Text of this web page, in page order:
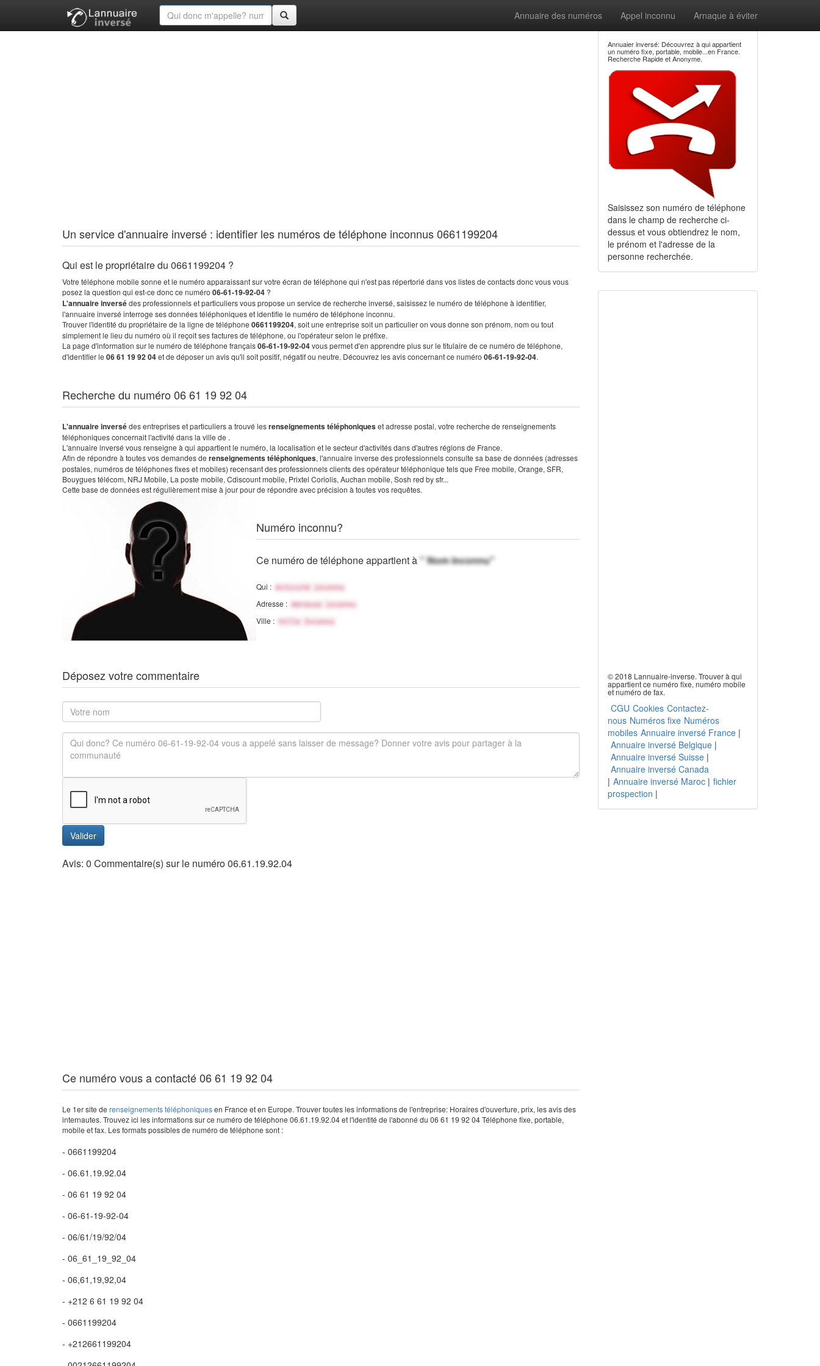
Annuaire des numéros Appel inconnu Arnaque à éviter
Un service d'annuaire inversé : identifier les numéros de téléphone inconnus 0661199204
Qui est le propriétaire du 0661199204 ?
Votre téléphone mobile sonne et le numéro apparaissant sur votre écran de téléphone qui n'est pas répertorié dans vos listes de contacts donc vous vous
posez la question qui est-ce donc ce numéro 06-61-19-92-04 ?
L'annuaire inversédes professionnels et particuliers vous propose un service de recherche inversé, saisissez le numéro de téléphone à identifier,
l'annuaire inversé interroge ses données téléphoniques et identifie le numéro de téléphone inconnu.
Trouver l'identité du propriétaire de la ligne de téléphone 0661199204, soit une entreprise soit un particulier on vous donne son prénom, nom ou tout
simplement le lieu du numéro où il reçoit ses factures de téléphone, ou l'opérateur selon le préfixe.
La page d'information sur le numéro de téléphone français06-61-19-92-04vous permet d'en apprendre plus sur le titulaire de ce numéro de téléphone,
d'identifier le 06 61 19 92 04et de déposer un avis qu'il soit positif, négatif ou neutre. Découvrez les avis concernant ce numéro 06-61-19-92-04.
Recherche du numéro 06 61 19 92 04
L'annuaire inversédes entreprises et particuliers a trouvé lesrenseignements téléphoniqueset adresse postal, votre recherche de renseignements
téléphoniques concernait l'activité dans la ville de .
L'annuaire inversé vous renseigne à qui appartient le numéro, la localisation et le secteur d'activités dans d'autres régions de France.
Afin de répondre à toutes vos demandes de renseignements téléphoniques, l'annuaire inverse des professionnels consulte sa base de données (adresses
postales, numéros de téléphones fixes et mobiles) recensant des professionnels clients des opérateur téléphonique tels que Free mobile, Orange, SFR,
Bouygues télécom, NRJ Mobile, La poste mobile, Cdiscount mobile, Prixtel Coriolis, Auchan mobile, Sosh red by sfr...
Cette base de données est régulièrement mise à jour pour de répondre avec précision à toutes vos requêtes.
Numéro inconnu?
Ce numéro de téléphone appartient à" Nom inconnu"
Qui : Activité inconnu
Adresse : Adresse inconnu
Ville : Ville Inconnu
Déposez votre commentaire
Valider
Avis: 0 Commentaire(s) sur le numéro 06.61.19.92.04
Ce numéro vous a contacté 06 61 19 92 04
Le 1er site de renseignements téléphoniquesen France et en Europe. Trouver toutes les informations de l'entreprise: Horaires d'ouverture, prix, les avis des
internautes. Trouvez ici les informations sur ce numéro de téléphone 06.61.19.92.04 et l'identité de l'abonné du 06 61 19 92 04 Téléphone fixe, portable,
mobile et fax. Les formats possibles de numéro de téléphone sont :
- 0661199204
- 06.61.19.92.04
- 06 61 19 92 04
- 06-61-19-92-04
- 06/61/19/92/04
- 06_61_19_92_04
- 06,61,19,92,04
- +212 6 61 19 92 04
- 0661199204
- +212661199204
Annuaier inversé: Découvrez à qui appartient
un numéro fixe, portable, mobile...en France.
Recherche Rapide et Anonyme.
Saisissez son numéro de téléphone
dans le champ de recherche ci-
dessus et vous obtiendrez le nom,
le prénom et l'adresse de la
personne recherchée.
© 2018 Lannuaire-inverse. Trouver à qui
appartient ce numéro fixe, numéro mobile
et numéro de fax.
CGU Cookies Contactez-
nous Numéros fixe Numéros
mobiles Annuaire inversé France|
Annuaire inversé Belgique|
Annuaire inversé Suisse|
Annuaire inversé Canada
| Annuaire inversé Maroc| fichier
prospection |